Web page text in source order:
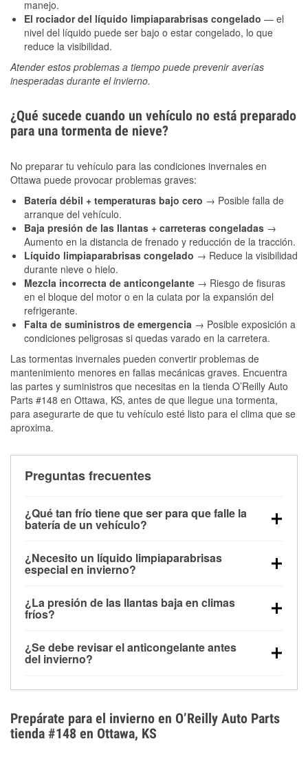
manejo.
El rociador del líquido limpiaparabrisas congelado — el
nivel del líquido puede ser bajo o estar congelado, lo que
reduce la visibilidad.
Atender estos problemas a tiempo puede prevenir averías
inesperadas durante el invierno.
¿Qué sucede cuando un vehículo no está preparado
para una tormenta de nieve?
No preparar tu vehículo para las condiciones invernales en
Ottawa puede provocar problemas graves:
Batería débil + temperaturas bajo cero → Posible falla de
arranque del vehículo.
Baja presión de las llantas + carreteras congeladas →
Aumento en la distancia de frenado y reducción de la tracción.
Líquido limpiaparabrisas congelado → Reduce la visibilidad
durante nieve o hielo.
Mezcla incorrecta de anticongelante → Riesgo de fisuras
en el bloque del motor o en la culata por la expansión del
refrigerante.
Falta de suministros de emergencia → Posible exposición a
condiciones peligrosas si quedas varado en la carretera.
Las tormentas invernales pueden convertir problemas de
mantenimiento menores en fallas mecánicas graves. Encuentra
las partes y suministros que necesitas en la tienda O’Reilly Auto
Parts #148 en Ottawa, KS, antes de que llegue una tormenta,
para asegurarte de que tu vehículo esté listo para el clima que se
aproxima.
Preguntas frecuentes
¿Qué tan frío tiene que ser para que falle la
batería de un vehículo?
debajo de los 32 °F y puede perder hasta la mitad de
su potencia de arranque cerca de los 0 °F, lo que
arranque.
¿Necesito un líquido limpiaparabrisas
especial en invierno?
la congelación y ayuda a disolver la sal y la nieve
derretida en la carretera para mejorar la visibilidad.
¿La presión de las llantas baja en climas
fríos?
alrededor de 1 PSI por cada 10 °F que baja la
temperatura. Puedes obtener más información sobre
¿Se debe revisar el anticongelante antes
del invierno?
el sobrecalentamiento en condiciones de frío
extremo. Aprende cómo comprobar la protección
anticongelante en nuestra sección How-To.
Prepárate para el invierno en O’Reilly Auto Parts
tienda #148 en Ottawa, KS